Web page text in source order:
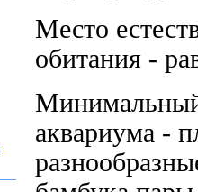
Место
обитания -
аквариума -